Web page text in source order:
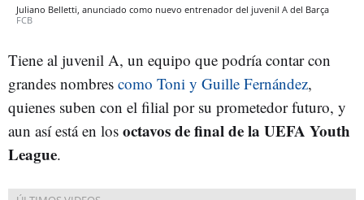
Juliano Belletti, anunciado como nuevo entrenador del juvenil A del Barça
FCB
Tiene al juvenil A, un equipo que podría contar con
grandes nombres como Toni y Guille Fernández,
quienes suben con el filial por su prometedor futuro, y
aun así está en los octavos de final de la UEFA Youth
League.